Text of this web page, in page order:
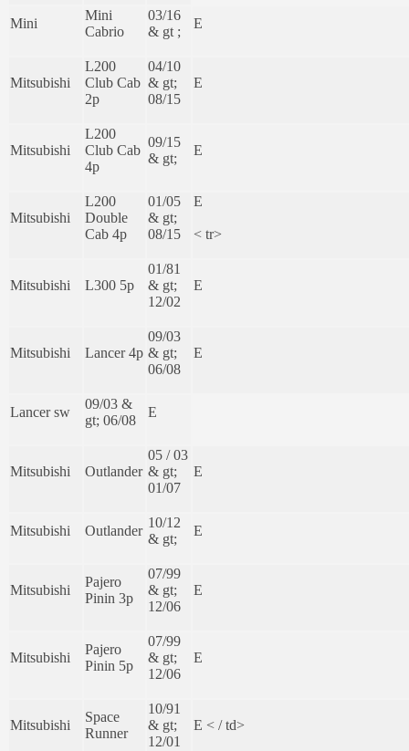
Mini
Mini
Cabrio
03/16
& gt ;
E
Mitsubishi
L200
Club Cab
2p
04/10
& gt;
08/15
E
Mitsubishi
L200
Club Cab
4p
09/15
& gt;
E
Mitsubishi
L200
Double
Cab 4p
01/05
& gt;
08/15
E
< tr>
Mitsubishi L300 5p
01/81
& gt;
12/02
E
Mitsubishi Lancer 4p
09/03
& gt;
06/08
E
Lancer sw
09/03 &
gt; 06/08
E
Mitsubishi Outlander
05 / 03
& gt;
01/07
E
Mitsubishi Outlander
10/12
& gt;
E
Mitsubishi
Pajero
Pinin 3p
07/99
& gt;
12/06
E
Mitsubishi
Pajero
Pinin 5p
07/99
& gt;
12/06
E
Mitsubishi
Space
Runner
10/91
& gt;
12/01
E < / td>